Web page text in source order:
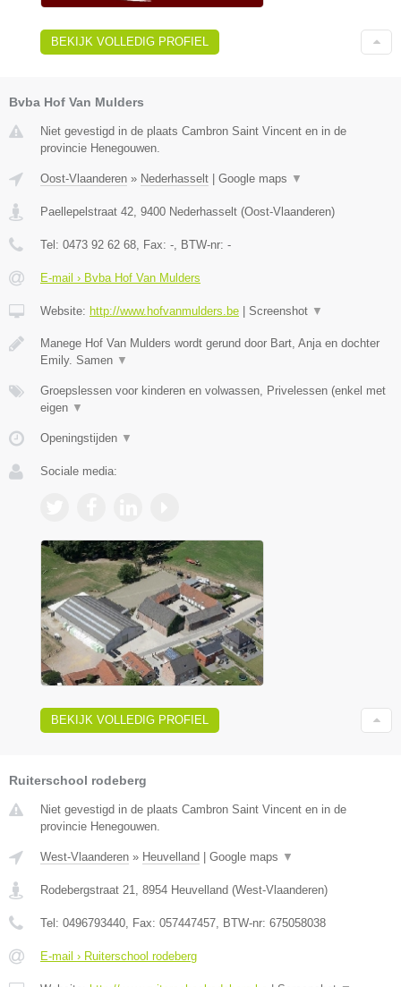
BEKIJK VOLLEDIG PROFIEL
Bvba Hof Van Mulders
Niet gevestigd in de plaats Cambron Saint Vincent en in de
provincie Henegouwen.
Oost-Vlaanderen » Nederhasselt Google maps ▼
Paellepelstraat 42, 9400 Nederhasselt (Oost-Vlaanderen)
Tel: 0473 92 62 68, Fax: -, BTW-nr: -
E-mail › Bvba Hof Van Mulders
Website: http://www.hofvanmulders.be Screenshot ▼
Manege Hof Van Mulders wordt gerund door Bart, Anja en dochter
Emily. Samen ▼
Groepslessen voor kinderen en volwassen, Privelessen (enkel met
eigen ▼
Openingstijden ▼
Sociale media:
BEKIJK VOLLEDIG PROFIEL
Ruiterschool rodeberg
Niet gevestigd in de plaats Cambron Saint Vincent en in de
provincie Henegouwen.
West-Vlaanderen » Heuvelland Google maps ▼
Rodebergstraat 21 8954 Heuvelland (West-Vlaanderen)
Tel: 0496793440 , Fax: 057447457 , BTW-nr: 675058038
E-mail › Ruiterschool rodeberg